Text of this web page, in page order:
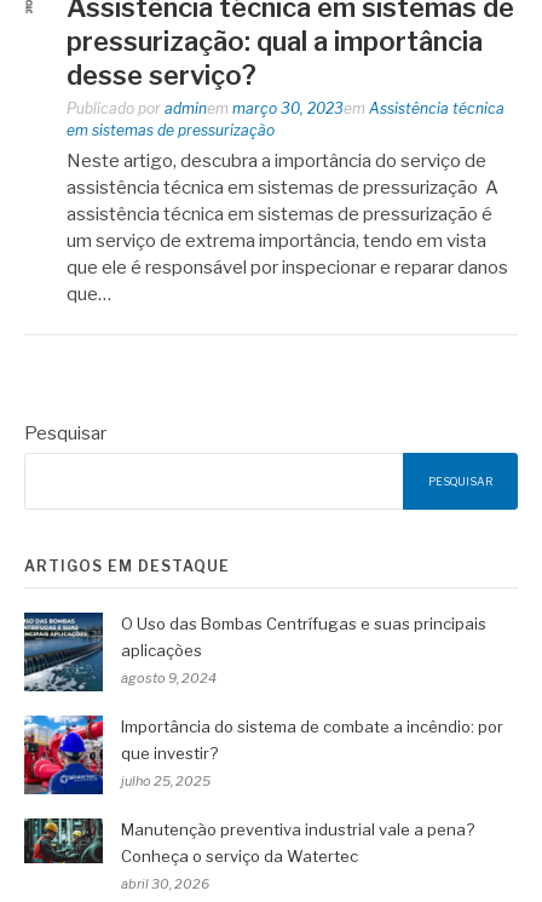
Assistência técnica em sistemas de
pressurização: qual a importância
desse serviço?
Publicado por adminem março 30, 2023em Assistência técnica
em sistemas de pressurização
Neste artigo, descubra a importância do serviço de
assistência técnica em sistemas de pressurização A
assistência técnica em sistemas de pressurização é
um serviço de extrema importância, tendo em vista
que ele é responsável por inspecionar e reparar danos
que…
Pesquisar
PESQUISAR
ARTIGOS EM DESTAQUE
O Uso das Bombas Centrífugas e suas principais
aplicações
agosto 9, 2024
Importância do sistema de combate a incêndio: por
que investir?
julho 25, 2025
Manutenção preventiva industrial vale a pena?
Conheça o serviço da Watertec
abril 30, 2026